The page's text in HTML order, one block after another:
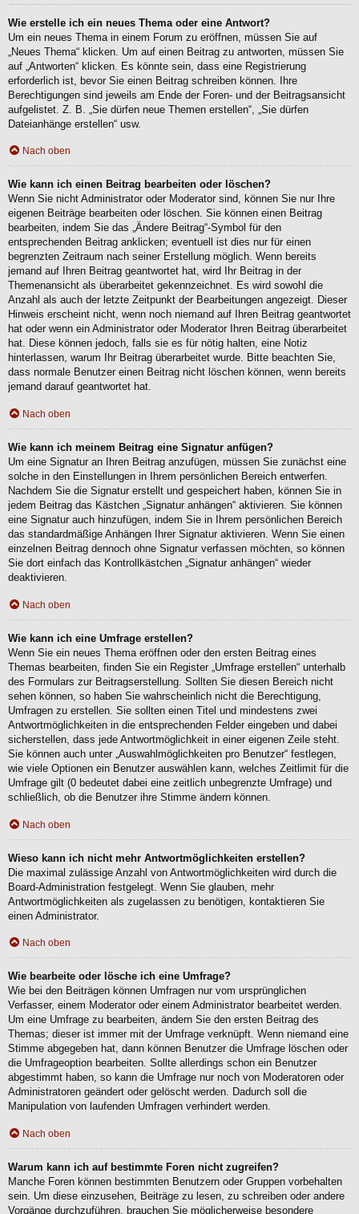
Wie erstelle ich ein neues Thema oder eine Antwort?
Um ein neues Thema in einem Forum zu eröffnen, müssen Sie auf
„Neues Thema“ klicken. Um auf einen Beitrag zu antworten, müssen Sie
auf „Antworten“ klicken. Es könnte sein, dass eine Registrierung
erforderlich ist, bevor Sie einen Beitrag schreiben können. Ihre
Berechtigungen sind jeweils am Ende der Foren- und der Beitragsansicht
aufgelistet. Z. B. „Sie dürfen neue Themen erstellen“, „Sie dürfen
Dateianhänge erstellen“ usw.
Nach oben
Wie kann ich einen Beitrag bearbeiten oder löschen?
Wenn Sie nicht Administrator oder Moderator sind, können Sie nur Ihre
eigenen Beiträge bearbeiten oder löschen. Sie können einen Beitrag
bearbeiten, indem Sie das „Ändere Beitrag“-Symbol für den
entsprechenden Beitrag anklicken; eventuell ist dies nur für einen
begrenzten Zeitraum nach seiner Erstellung möglich. Wenn bereits
jemand auf Ihren Beitrag geantwortet hat, wird Ihr Beitrag in der
Themenansicht als überarbeitet gekennzeichnet. Es wird sowohl die
Anzahl als auch der letzte Zeitpunkt der Bearbeitungen angezeigt. Dieser
Hinweis erscheint nicht, wenn noch niemand auf Ihren Beitrag geantwortet
hat oder wenn ein Administrator oder Moderator Ihren Beitrag überarbeitet
hat. Diese können jedoch, falls sie es für nötig halten, eine Notiz
hinterlassen, warum Ihr Beitrag überarbeitet wurde. Bitte beachten Sie,
dass normale Benutzer einen Beitrag nicht löschen können, wenn bereits
jemand darauf geantwortet hat.
Nach oben
Wie kann ich meinem Beitrag eine Signatur anfügen?
Um eine Signatur an Ihren Beitrag anzufügen, müssen Sie zunächst eine
solche in den Einstellungen in Ihrem persönlichen Bereich entwerfen.
Nachdem Sie die Signatur erstellt und gespeichert haben, können Sie in
jedem Beitrag das Kästchen „Signatur anhängen“ aktivieren. Sie können
eine Signatur auch hinzufügen, indem Sie in Ihrem persönlichen Bereich
das standardmäßige Anhängen Ihrer Signatur aktivieren. Wenn Sie einen
einzelnen Beitrag dennoch ohne Signatur verfassen möchten, so können
Sie dort einfach das Kontrollkästchen „Signatur anhängen“ wieder
deaktivieren.
Nach oben
Wie kann ich eine Umfrage erstellen?
Wenn Sie ein neues Thema eröffnen oder den ersten Beitrag eines
Themas bearbeiten, finden Sie ein Register „Umfrage erstellen“ unterhalb
des Formulars zur Beitragserstellung. Sollten Sie diesen Bereich nicht
sehen können, so haben Sie wahrscheinlich nicht die Berechtigung,
Umfragen zu erstellen. Sie sollten einen Titel und mindestens zwei
Antwortmöglichkeiten in die entsprechenden Felder eingeben und dabei
sicherstellen, dass jede Antwortmöglichkeit in einer eigenen Zeile steht.
Sie können auch unter „Auswahlmöglichkeiten pro Benutzer“ festlegen,
wie viele Optionen ein Benutzer auswählen kann, welches Zeitlimit für die
Umfrage gilt (0 bedeutet dabei eine zeitlich unbegrenzte Umfrage) und
schließlich, ob die Benutzer ihre Stimme ändern können.
Nach oben
Wieso kann ich nicht mehr Antwortmöglichkeiten erstellen?
Die maximal zulässige Anzahl von Antwortmöglichkeiten wird durch die
Board-Administration festgelegt. Wenn Sie glauben, mehr
Antwortmöglichkeiten als zugelassen zu benötigen, kontaktieren Sie
einen Administrator.
Nach oben
Wie bearbeite oder lösche ich eine Umfrage?
Wie bei den Beiträgen können Umfragen nur vom ursprünglichen
Verfasser, einem Moderator oder einem Administrator bearbeitet werden.
Um eine Umfrage zu bearbeiten, ändern Sie den ersten Beitrag des
Themas; dieser ist immer mit der Umfrage verknüpft. Wenn niemand eine
Stimme abgegeben hat, dann können Benutzer die Umfrage löschen oder
die Umfrageoption bearbeiten. Sollte allerdings schon ein Benutzer
abgestimmt haben, so kann die Umfrage nur noch von Moderatoren oder
Administratoren geändert oder gelöscht werden. Dadurch soll die
Manipulation von laufenden Umfragen verhindert werden.
Nach oben
Warum kann ich auf bestimmte Foren nicht zugreifen?
Manche Foren können bestimmten Benutzern oder Gruppen vorbehalten
sein. Um diese einzusehen, Beiträge zu lesen, zu schreiben oder andere
Vorgänge durchzuführen, brauchen Sie möglicherweise besondere